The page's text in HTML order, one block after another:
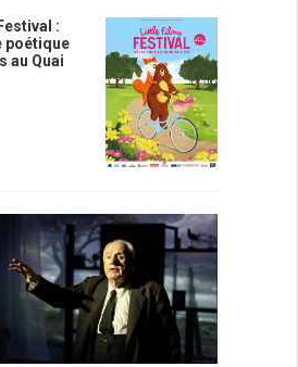
:
poétique
au Quai